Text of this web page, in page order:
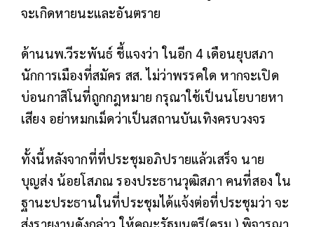
จะเกิดหายนะและอันตราย
ด้านนพ.วีระพันธ์ ชี้แจงว่า ในอีก 4 เดือนยุบสภา
นักการเมืองที่สมัคร สส. ไม่ว่าพรรคใด หากจะเปิด
บ่อนกาสิโนที่ถูกกฎหมาย กรุณาใช้เป็นนโยบายหา
เสียง อย่าหมกเม็ดว่าเป็นสถานบันเทิงครบวงจร
ทั้งนี้หลังจากที่ที่ประชุมอภิปรายแล้วเสร็จ นาย
บุญส่ง น้อยโสภณ รองประธานวุฒิสภา คนที่สอง ใน
ฐานะประธานในที่ประชุมได้แจ้งต่อที่ประชุมว่า จะ
ส่งรายงานดังกล่าว ให้คณะรัฐมนตรี(ครม.) พิจารณา